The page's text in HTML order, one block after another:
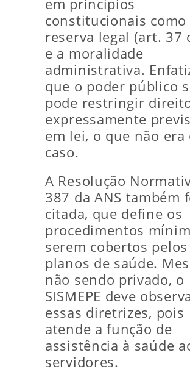
em princípios
constitucionais como
reserva legal (art. 37
e a moralidade
administrativa.
que o poder público
pode restringir
expressamente
em lei, o que não era
caso.
A Resolução
387 da ANS também
citada, que define os
procedimentos
serem cobertos pelos
planos de saúde.
não sendo privado, o
SISMEPE deve
essas diretrizes, pois
atende a função de
assistência à saúde
servidores.